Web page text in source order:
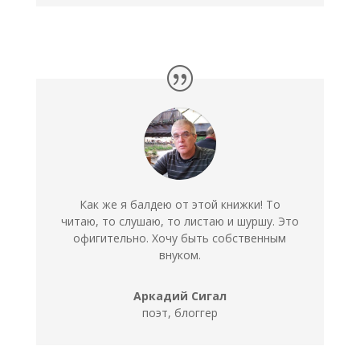
Как же я балдею от этой книжки! То
читаю, то слушаю, то листаю и шуршу. Это
офигительно. Хочу быть собственным
внуком.
Аркадий Сигал
поэт, блоггер